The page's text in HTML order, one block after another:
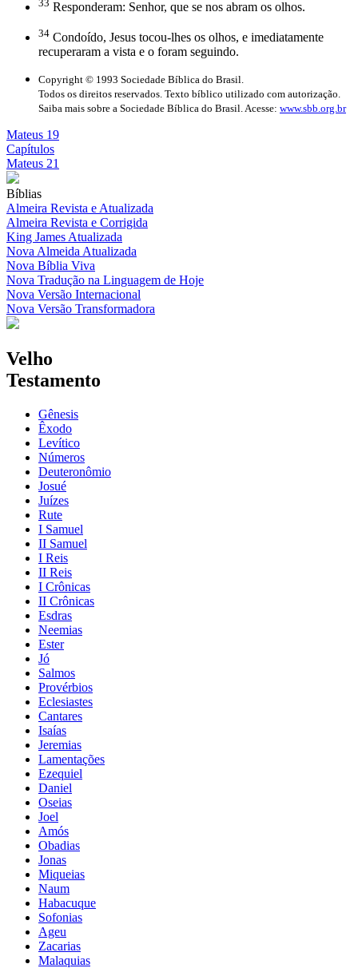
33 Responderam: Senhor, que se nos abram os olhos.
34 Condoído, Jesus tocou-lhes os olhos, e imediatamente
recuperaram a vista e o foram seguindo.
Copyright © 1993 Sociedade Bíblica do Brasil.
Todos os direitos reservados. Texto bíblico utilizado com autorização.
Saiba mais sobre a Sociedade Bíblica do Brasil. Acesse: www.sbb.org.br
Mateus 19
Capítulos
Mateus 21
Bíblias
Almeira Revista e Atualizada
Almeira Revista e Corrigida
King James Atualizada
Nova Almeida Atualizada
Nova Bíblia Viva
Nova Tradução na Linguagem de Hoje
Nova Versão Internacional
Nova Versão Transformadora
Velho
Testamento
Gênesis
Êxodo
Levítico
Números
Deuteronômio
Josué
Juízes
Rute
I Samuel
II Samuel
I Reis
II Reis
I Crônicas
II Crônicas
Esdras
Neemias
Ester
Jó
Salmos
Provérbios
Eclesiastes
Cantares
Isaías
Jeremias
Lamentações
Ezequiel
Daniel
Oseias
Joel
Amós
Obadias
Jonas
Miqueias
Naum
Habacuque
Sofonias
Ageu
Zacarias
Malaquias